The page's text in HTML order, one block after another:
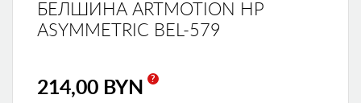
БЕЛШИНА ARTMOTION HP
ASYMMETRIC BEL-579
214,00 BYN ?